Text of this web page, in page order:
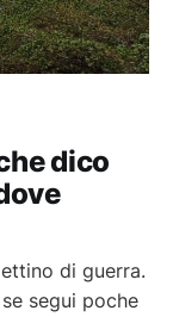
dico
di guerra.
segui poche